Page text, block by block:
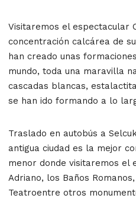
Visitaremos el espectacular
concentración calcárea de
han creado unas
mundo, toda una maravilla
cascadas blancas,
se han ido formando a lo
Traslado en autobús a
antigua ciudad es la mejor
menor donde visitaremos el
Adriano, los Baños
Teatroentre otros